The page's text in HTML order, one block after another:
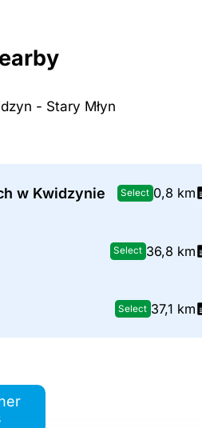
- Stary Młyn
w Kwidzynie Select 0,8 km
Select 36,8 km
Select 37,1 km